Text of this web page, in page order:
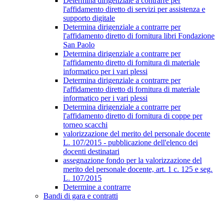
l'affidamento diretto di servizi per assistenza e
supporto digitale
Determina dirigenziale a contrarre per
l'affidamento diretto di fornitura libri Fondazione
San Paolo
Determina dirigenziale a contrarre per
l'affidamento diretto di fornitura di materiale
informatico per i vari plessi
Determina dirigenziale a contrarre per
l'affidamento diretto di fornitura di materiale
informatico per i vari plessi
Determina dirigenziale a contrarre per
l'affidamento diretto di fornitura di coppe per
torneo scacchi
valorizzazione del merito del personale docente
L. 107/2015 - pubblicazione dell'elenco dei
docenti destinatari
assegnazione fondo per la valorizzazione del
merito del personale docente, art. 1 c. 125 e seg.
L. 107/2015
Determine a contrarre
Bandi di gara e contratti